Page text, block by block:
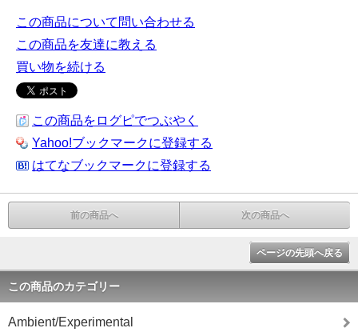
この商品について問い合わせる
この商品を友達に教える
買い物を続ける
この商品をログピでつぶやく
Yahoo!ブックマークに登録する
はてなブックマークに登録する
前の商品へ 次の商品へ
ページの先頭へ戻る
この商品のカテゴリー
Ambient/Experimental